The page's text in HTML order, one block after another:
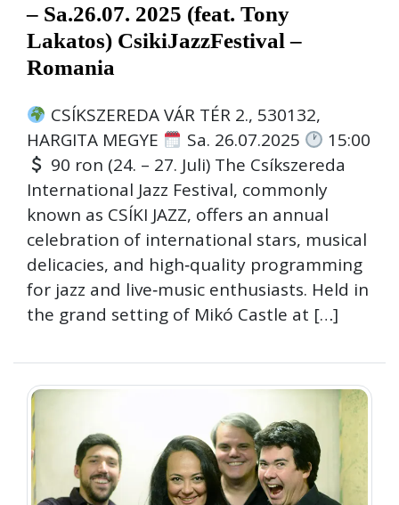
– Sa.26.07. 2025 (feat. Tony
Lakatos) CsikiJazzFestival –
Romania
CSÍKSZEREDA VÁR TÉR 2., 530132,
HARGITA MEGYE
Sa. 26.07.2025
15:00
90 ron (24. – 27. Juli) The Csíkszereda
International Jazz Festival, commonly
known as CSÍKI JAZZ, offers an annual
celebration of international stars, musical
delicacies, and high‑quality programming
for jazz and live‑music enthusiasts. Held in
the grand setting of Mikó Castle at […]